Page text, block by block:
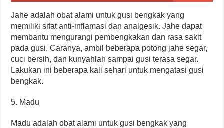
Jahe adalah obat alami untuk gusi bengkak yang
memiliki sifat anti-inflamasi dan analgesik. Jahe dapat
membantu mengurangi pembengkakan dan rasa sakit
pada gusi. Caranya, ambil beberapa potong jahe segar,
cuci bersih, dan kunyahlah sampai gusi terasa segar.
Lakukan ini beberapa kali sehari untuk mengatasi gusi
bengkak.
5. Madu
Madu adalah obat alami untuk gusi bengkak yang